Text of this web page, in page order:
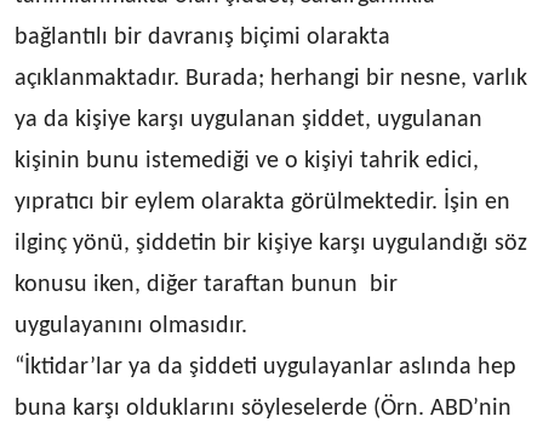
bağlantılı bir davranış biçimi olarakta
açıklanmaktadır. Burada; herhangi bir nesne, varlık
ya da kişiye karşı uygulanan şiddet, uygulanan
kişinin bunu istemediği ve o kişiyi tahrik edici,
yıpratıcı bir eylem olarakta görülmektedir. İşin en
ilginç yönü, şiddetin bir kişiye karşı uygulandığı söz
konusu iken, diğer taraftan bunun bir
uygulayanını olmasıdır.
“İktidar’lar ya da şiddeti uygulayanlar aslında hep
buna karşı olduklarını söyleselerde (Örn. ABD’nin